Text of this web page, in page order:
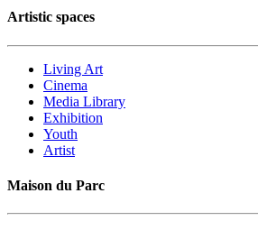
Artistic spaces
Living Art
Cinema
Media Library
Exhibition
Youth
Artist
Maison du Parc